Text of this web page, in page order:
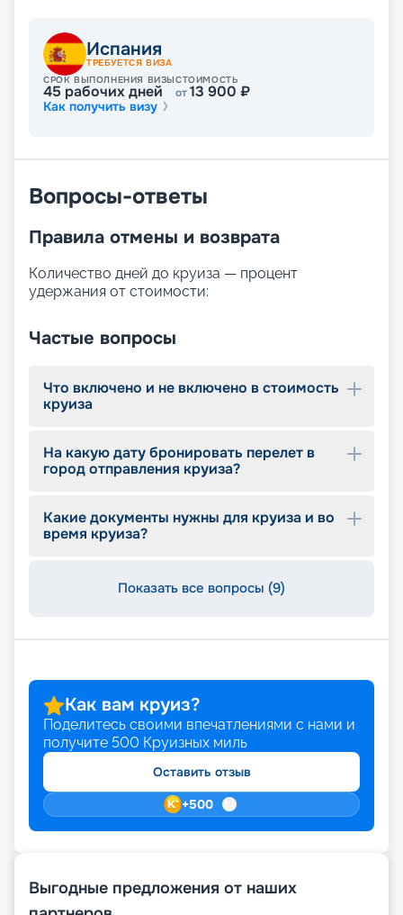
Испания
ТРЕБУЕТСЯ ВИЗА
СРОК ВЫПОЛНЕНИЯ ВИЗЫ
45 рабочих дней
СТОИМОСТЬ
от13 900 ₽
Как получить визу
Вопросы-ответы
Правила отмены и возврата
Количество дней до круиза — процент
удержания от стоимости:
Частые вопросы
Что включено и не включено в стоимость
круиза
На какую дату бронировать перелет в
город отправления круиза?
Какие документы нужны для круиза и во
время круиза?
Показать все вопросы (9)
Как вам круиз?
Поделитесь своими впечатлениями с нами и
получите 500 Круизных миль
Оставить отзыв
+500
Выгодные предложения от наших